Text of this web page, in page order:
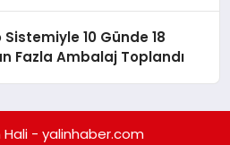
10 Günde 18
Fazla Ambalaj Toplandı
Hali - yalinhaber.com